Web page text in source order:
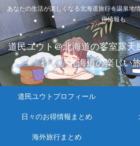
あなたの生活が楽しくなる北海道旅行＆温泉地
得情報も
道民ユウト＠北海道の客室露天
行く、北海道の楽しい
道民ユウトプロフィール
日々のお得情報まとめ
海外旅行まとめ